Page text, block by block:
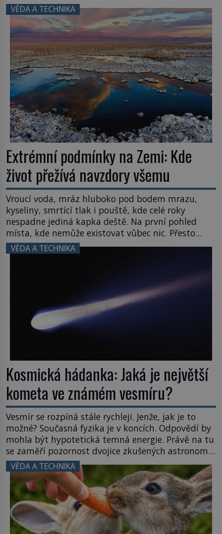
inspiroval řadu pověstí. Tato skromná, ale
užitečná rostlina provází člověka už tisíce let.
Většina lidí vnímá rákos jen jako obyčejnou kulisu
letního koupání. Stačí se však podívat […]
VĚDA A TECHNIKA
Extrémní podmínky na Zemi: Kde
život přežívá navzdory všemu
Vroucí voda, mráz hluboko pod bodem mrazu,
kyseliny, smrtící tlak i pouště, kde celé roky
nespadne jediná kapka deště. Na první pohled
místa, kde nemůže existovat vůbec nic. Přesto
právě tady vědci objevují organismy, které
posouvají hranice života. Každý nový nález mění
napovídá, kde bychom jednou […]
VĚDA A TECHNIKA
Kosmická hádanka: Jaká je největší
kometa ve známém vesmíru?
Vesmír se rozpíná stále rychleji. Jenže, jak je to
možné? Současná fyzika je v koncích. Odpovědí by
mohla být hypotetická temná energie. Právě na tu
se zaměří pozornost dvojice zkušených astronomů.
Namísto ní ale objeví něco mnohem
hmatatelnějšího. Naprosto rekordní kometu!
Astronomové Pedro Bernardinelli a Gary Bernstein
mravenčí prací zkoumají archivní snímky v rámci
Průzkumu temné energie […]
VĚDA A TECHNIKA